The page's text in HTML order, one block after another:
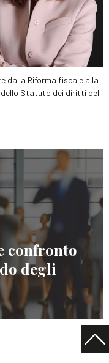
dalla Riforma fiscale alla
dello Statuto dei diritti del
confronto
degli